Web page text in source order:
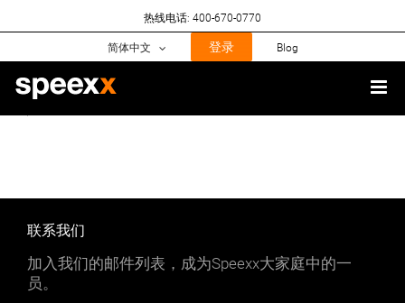
to
热线电话: 400-670-0770
简体中文 登录 Blog
联系我们
加入我们的邮件列表，成为Speexx大家庭中的一
员。